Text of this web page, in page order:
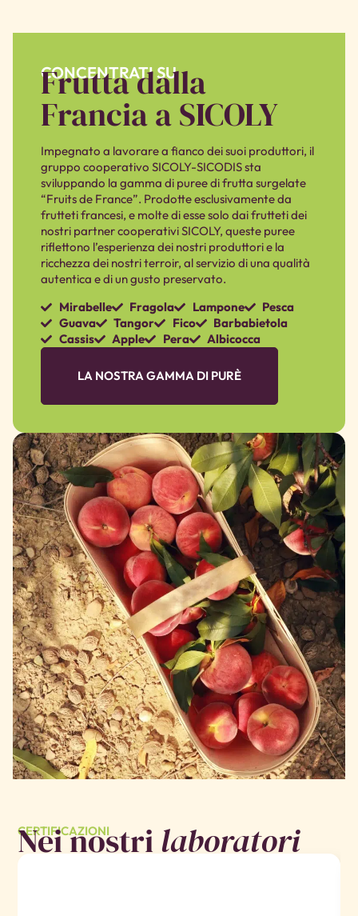
CONCENTRATI SU
Frutta dalla
Francia a SICOLY
Impegnato a lavorare a fianco dei suoi produttori, il
gruppo cooperativo SICOLY-SICODIS sta
sviluppando la gamma di puree di frutta surgelate
“Fruits de France”. Prodotte esclusivamente da
frutteti francesi, e molte di esse solo dai frutteti dei
nostri partner cooperativi SICOLY, queste puree
riflettono l’esperienza dei nostri produttori e la
ricchezza dei nostri terroir, al servizio di una qualità
autentica e di un gusto preservato.
Mirabelle
Fragola Lampone
Pesca
Guava
Tangor Fico
Barbabietola
Cassis
Apple Pera Albicocca
LA NOSTRA GAMMA DI PURÈ
CERTIFICAZIONI
Nei nostrilaboratori